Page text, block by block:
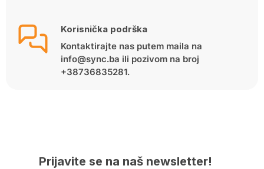
Korisnička podrška
Kontaktirajte nas putem maila na
info@sync.ba ili pozivom na broj
+38736835281.
Prijavite se na naš newsletter!